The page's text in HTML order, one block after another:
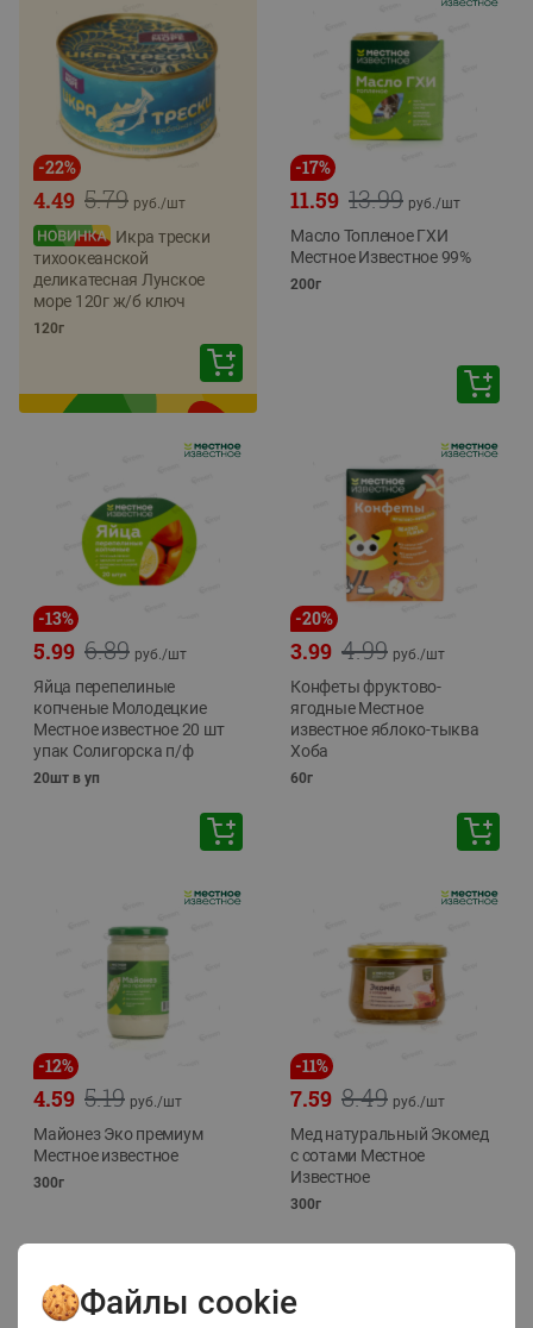
-22%
5.79
4.49 руб./шт
Икра трески
тихоокеанской
деликатесная Лунское
море 120г ж/б ключ
120г
-17%
13.99
11.59 руб./шт
Масло Топленое ГХИ
Местное Известное 99%
200г
-13%
6.89
5.99 руб./шт
Яйца перепелиные
копченые Молодецкие
Местное известное 20 шт
упак Солигорска п/ф
20шт в уп
-20%
4.99
3.99 руб./шт
Конфеты фруктово-
ягодные Местное
известное яблоко-тыква
Хоба
60г
-12%
5.19
4.59 руб./шт
Майонез Эко премиум
Местное известное
300г
-11%
8.49
7.59 руб./шт
Мед натуральный Экомед
с сотами Местное
Известное
300г
Файлы cookie